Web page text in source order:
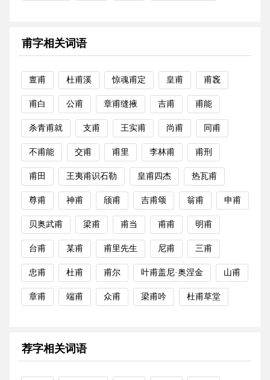
甫字相关词语
亶甫 杜甫溪 惊魂甫定 皇甫 甫竁
甫白 公甫 章甫缝掖 吉甫 甫能
杀青甫就 支甫 王实甫 尚甫 同甫
不甫能 交甫 甫里 李林甫 甫刑
甫田 王夷甫识石勒 皇甫四杰 热瓦甫
尊甫 神甫 颀甫 吉甫颂 翁甫 申甫
贝奥武甫 梁甫 甫当 甫甫 明甫
台甫 某甫 甫里先生 尼甫 三甫
忠甫 杜甫 甫尔 叶甫盖尼·奥涅金 山甫
章甫 端甫 众甫 梁甫吟 杜甫草堂
荐字相关词语